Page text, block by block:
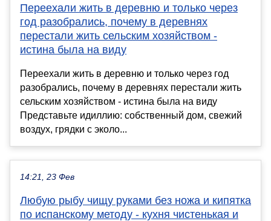
Переехали жить в деревню и только через
год разобрались, почему в деревнях
перестали жить сельским хозяйством -
истина была на виду
Переехали жить в деревню и только через год
разобрались, почему в деревнях перестали жить
сельским хозяйством - истина была на виду
Представьте идиллию: собственный дом, свежий
воздух, грядки с эколо...
14:21, 23 Фев
Любую рыбу чищу руками без ножа и кипятка
по испанскому методу - кухня чистенькая и